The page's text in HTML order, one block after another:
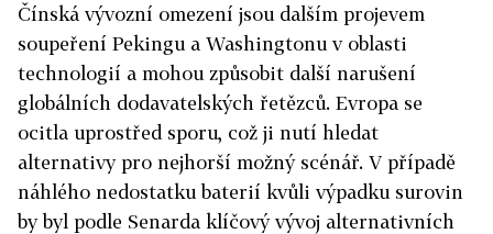
Čínská vývozní omezení jsou dalším projevem
soupeření Pekingu a Washingtonu v oblasti
technologií a mohou způsobit další narušení
globálních dodavatelských řetězců. Evropa se
ocitla uprostřed sporu, což ji nutí hledat
alternativy pro nejhorší možný scénář. V případě
náhlého nedostatku baterií kvůli výpadku surovin
by byl podle Senarda klíčový vývoj alternativních